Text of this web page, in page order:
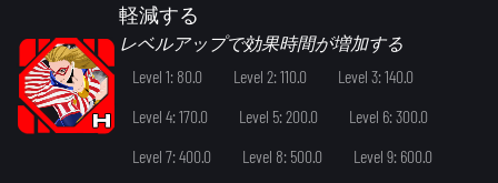
軽減する
レベルアップで効果時間が増加する
Level 1: 80.0
Level 2: 110.0
Level 3: 140.0
Level 4: 170.0
Level 5: 200.0
Level 6: 300.0
Level 7: 400.0
Level 8: 500.0
Level 9: 600.0